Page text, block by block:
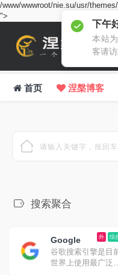
/www/wwwroot/nie.su/usr/
">
首页 涅槃博客
搜索聚合
综
外
Google
谷歌搜索引擎是目
世界上使用最广泛
下午
本站
客请